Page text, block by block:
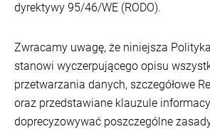
dyrektywy 95/46/WE (RODO).
Zwracamy uwagę, że niniejsza
stanowi wyczerpującego opisu
przetwarzania danych, szczegółowe
oraz przedstawiane klauzule
doprecyzowywać poszczególne